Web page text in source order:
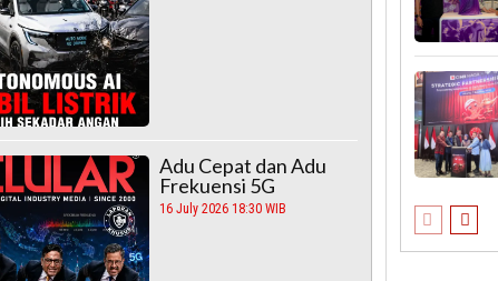
Adu Cepat dan Adu
Frekuensi 5G
16 July 2026 18:30 WIB